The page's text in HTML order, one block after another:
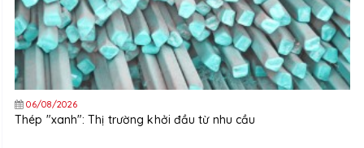
06/08/2026
Thép "xanh": Thị trường khởi đầu từ nhu cầu